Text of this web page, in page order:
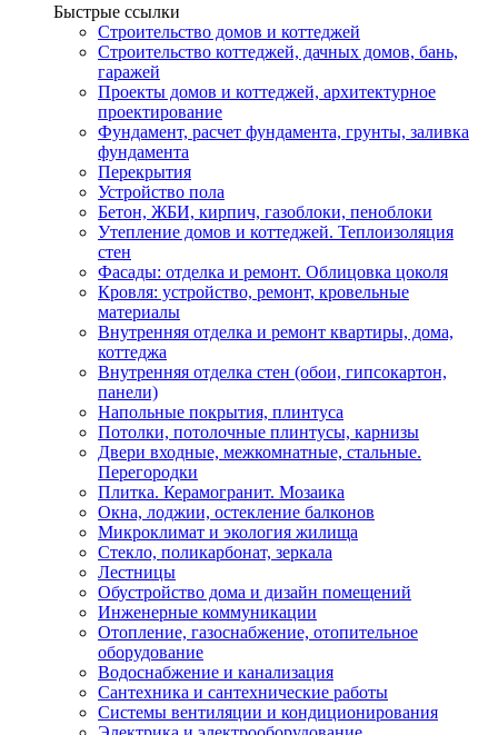
Быстрые ссылки
Строительство домов и коттеджей
Строительство коттеджей, дачных домов, бань,
гаражей
Проекты домов и коттеджей, архитектурное
проектирование
Фундамент, расчет фундамента, грунты, заливка
фундамента
Перекрытия
Устройство пола
Бетон, ЖБИ, кирпич, газоблоки, пеноблоки
Утепление домов и коттеджей. Теплоизоляция
стен
Фасады: отделка и ремонт. Облицовка цоколя
Кровля: устройство, ремонт, кровельные
материалы
Внутренняя отделка и ремонт квартиры, дома,
коттеджа
Внутренняя отделка стен (обои, гипсокартон,
панели)
Напольные покрытия, плинтуса
Потолки, потолочные плинтусы, карнизы
Двери входные, межкомнатные, стальные.
Перегородки
Плитка. Керамогранит. Мозаика
Окна, лоджии, остекление балконов
Микроклимат и экология жилища
Стекло, поликарбонат, зеркала
Лестницы
Обустройство дома и дизайн помещений
Инженерные коммуникации
Отопление, газоснабжение, отопительное
оборудование
Водоснабжение и канализация
Сантехника и сантехнические работы
Системы вентиляции и кондиционирования